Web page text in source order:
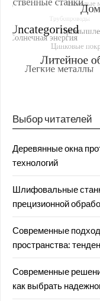
Выбор читателей
Деревянные окна
технологий
Шлифовальные
прецизионной
Современные
пространства:
Современные
как выбрать